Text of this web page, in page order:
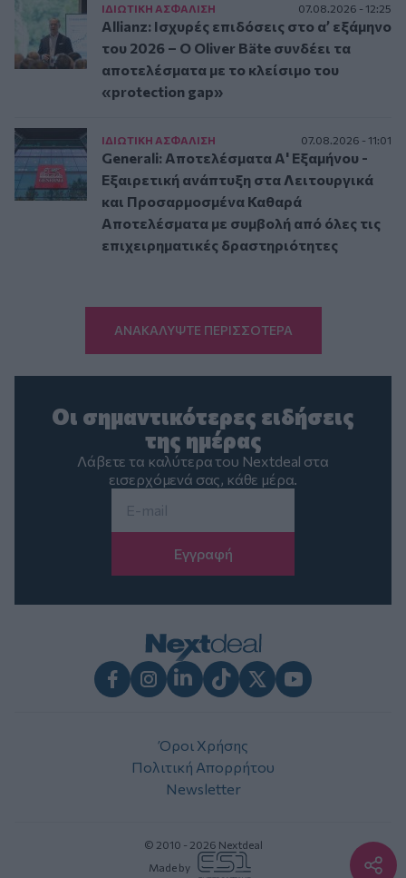
ΙΔΙΩΤΙΚΗ ΑΣΦAΛΙΣΗ 07.08.2026 - 12:25
Allianz: Ισχυρές επιδόσεις στο α’ εξάμηνο
του 2026 – Ο Oliver Bäte συνδέει τα
αποτελέσματα με το κλείσιμο του
«protection gap»
ΙΔΙΩΤΙΚΗ ΑΣΦAΛΙΣΗ 07.08.2026 - 11:01
Generali: Αποτελέσματα Α' Εξαμήνου -
Εξαιρετική ανάπτυξη στα Λειτουργικά
και Προσαρμοσμένα Καθαρά
Αποτελέσματα με συμβολή από όλες τις
επιχειρηματικές δραστηριότητες
ΑΝΑΚΑΛΥΨΤΕ ΠΕΡΙΣΣΟΤΕΡΑ
Οι σημαντικότερες ειδήσεις
της ημέρας
Λάβετε τα καλύτερα του Nextdeal στα
εισερχόμενά σας, κάθε μέρα.
Όροι Χρήσης
Πολιτική Απορρήτου
Newsletter
© 2010 - 2026 Nextdeal
Made by